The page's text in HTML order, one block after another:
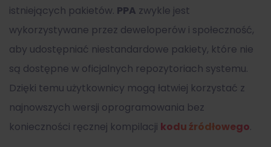
istniejących pakietów. PPA zwykle jest
wykorzystywane przez deweloperów i społeczność,
aby udostępniać niestandardowe pakiety, które nie
są dostępne w oficjalnych repozytoriach systemu.
Dzięki temu użytkownicy mogą łatwiej korzystać z
najnowszych wersji oprogramowania bez
konieczności ręcznej kompilacji kodu źródłowego.